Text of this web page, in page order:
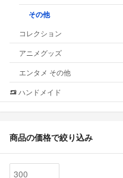
その他
コレクション
アニメグッズ
エンタメ その他
ハンドメイド
商品の価格で絞り込み